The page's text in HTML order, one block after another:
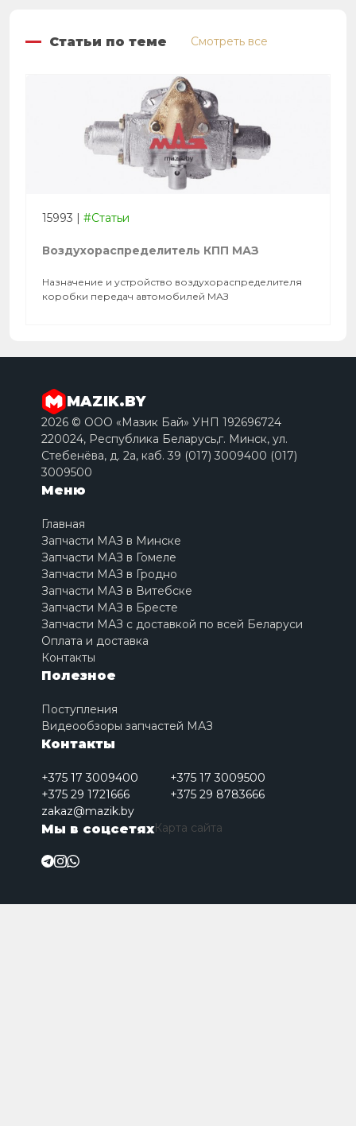
Статьи по теме Смотреть все
15993 | #Статьи
Воздухораспределитель КПП МАЗ
Назначение и устройство воздухораспределителя
коробки передач автомобилей МАЗ
MAZIK.BY
2026 © ООО «Мазик Бай» УНП 192696724
220024, Республика Беларусь,г. Минск, ул.
Стебенёва, д. 2a, каб. 39 (017) 3009400 (017)
3009500
Меню
Главная
Запчасти МАЗ в Минске
Запчасти МАЗ в Гомеле
Запчасти МАЗ в Гродно
Запчасти МАЗ в Витебске
Запчасти МАЗ в Бресте
Запчасти МАЗ с доставкой по всей Беларуси
Оплата и доставка
Контакты
Полезное
Поступления
Видеообзоры запчастей МАЗ
Контакты
+375 17 3009400
+375 17 3009500
+375 29 1721666
+375 29 8783666
zakaz@mazik.by
Мы в соцсетяхКарта сайта